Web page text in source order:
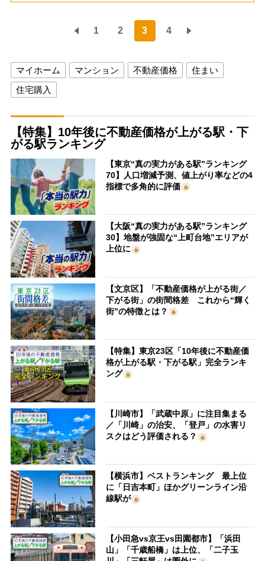
1 2 3 4
マイホーム マンション 不動産価格
住まい
住宅購入
【特集】10年後に不動産価格が上がる駅・下
がる駅ランキング
【東京“真の実力がある駅”ランキング
70】人口増減予測、値上がり率などの4
指標で多角的に評価
【大阪“真の実力がある駅”ランキング
30】地盤が強固な“上町台地”エリアが
上位に
【文京区】「不動産価格が上がる街／
下がる街」の街間格差 これから“輝く
街”の特徴とは？
【特集】東京23区「10年後に不動産価
格が上がる駅・下がる駅」完全ランキ
ング
【川崎市】「武蔵中原」に注目集まる
／「川崎」の治安、「登戸」の水害リ
スクはどう評価される？
【横浜市】ベストランキング 最上位
に「日吉本町」ほかグリーンライン沿
線駅が
【小田急vs京王vs田園都市】「浜田
山」「千歳船橋」は上位、「二子玉